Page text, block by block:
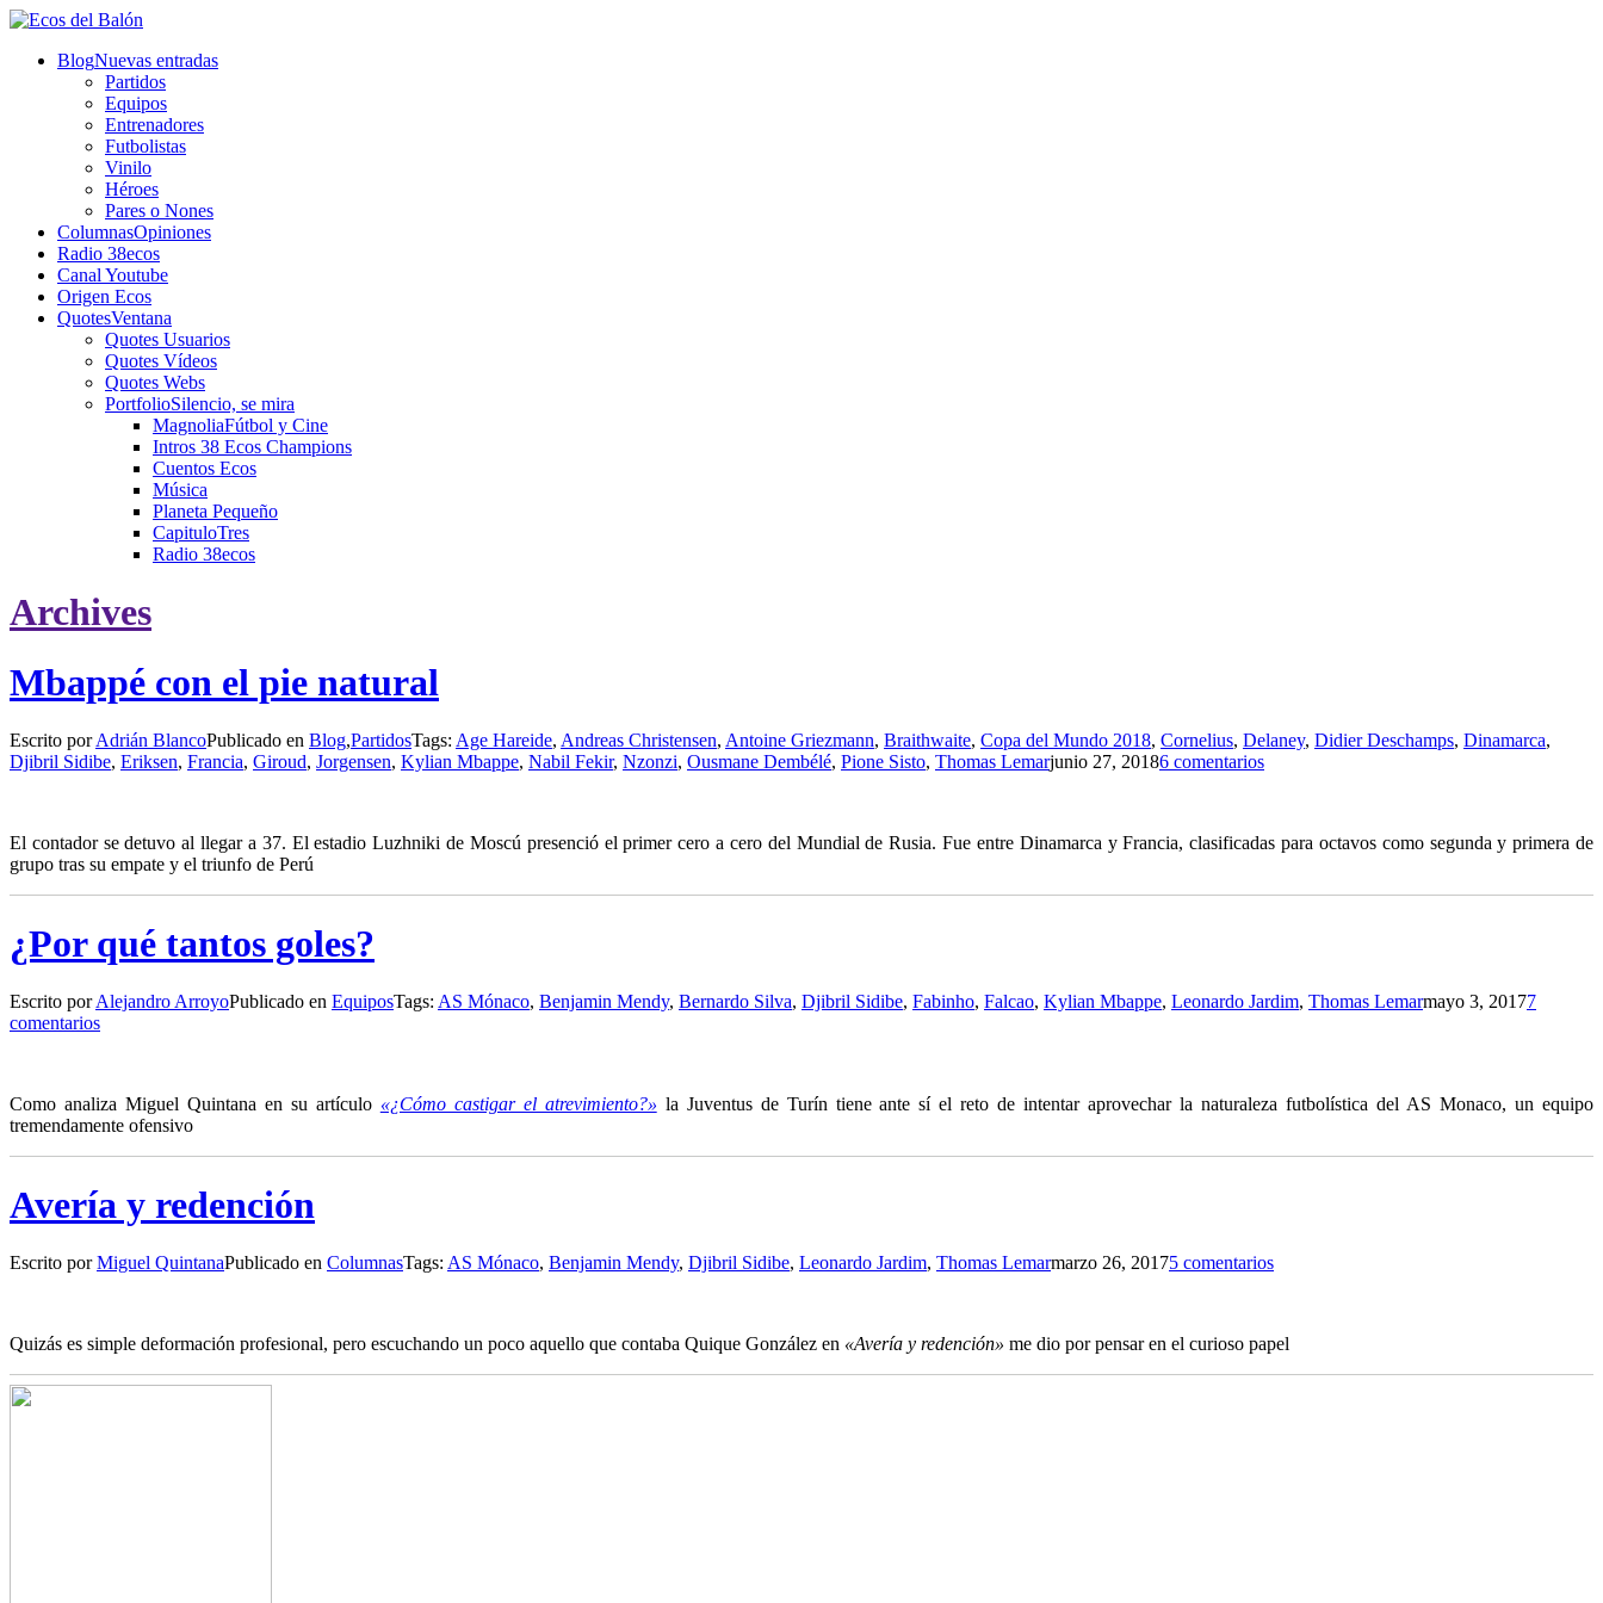
BlogNuevas entradas
Partidos
Equipos
Entrenadores
Futbolistas
Vinilo
Héroes
Pares o Nones
ColumnasOpiniones
Radio 38ecos
Canal Youtube
Origen Ecos
QuotesVentana
Quotes Usuarios
Quotes Vídeos
Quotes Webs
PortfolioSilencio, se mira
MagnoliaFútbol y Cine
Intros 38 Ecos Champions
Cuentos Ecos
Música
Planeta Pequeño
CapituloTres
Radio 38ecos
Archives
Mbappé con el pie natural
Escrito porAdrián BlancoPublicado en Blog,PartidosTags: Age Hareide, Andreas Christensen, Antoine Griezmann, Braithwaite, Copa del Mundo 2018, Cornelius, Delaney, Didier Deschamps, Dinamarca,
Djibril Sidibe, Eriksen, Francia, Giroud, Jorgensen, Kylian Mbappe, Nabil Fekir, Nzonzi, Ousmane Dembélé, Pione Sisto, Thomas Lemarjunio 27, 20186 comentarios
El contador se detuvo al llegar a 37. El estadio Luzhniki de Moscú presenció el primer cero a cero del Mundial de Rusia. Fue entre Dinamarca y Francia, clasificadas para octavos como segunda y primera de
grupo tras su empate y el triunfo de Perú
¿Por qué tantos goles?
Escrito porAlejandro ArroyoPublicado en EquiposTags: AS Mónaco, Benjamin Mendy, Bernardo Silva, Djibril Sidibe, Fabinho, Falcao, Kylian Mbappe, Leonardo Jardim, Thomas Lemarmayo 3, 20177
comentarios
Como analiza Miguel Quintana en su artículo «¿Cómo castigar el atrevimiento?» la Juventus de Turín tiene ante sí el reto de intentar aprovechar la naturaleza futbolística del AS Monaco, un equipo
tremendamente ofensivo
Avería y redención
Escrito porMiguel QuintanaPublicado en ColumnasTags: AS Mónaco, Benjamin Mendy, Djibril Sidibe, Leonardo Jardim, Thomas Lemarmarzo 26, 20175 comentarios
Quizás es simple deformación profesional, pero escuchando un poco aquello que contaba Quique González en «Avería y redención» me dio por pensar en el curioso papel